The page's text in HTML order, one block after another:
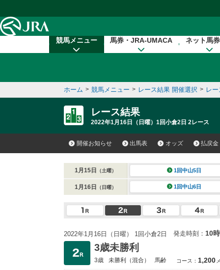
競馬メニュー 馬券・JRA-UMACA ネット馬
ホーム > 競馬メニュー > レース結果 開催選択 > レ
レース結果
2022年1月16日（日曜）1回小倉2日 2レース
開催お知らせ 出馬表 オッズ 払戻金
1月15日 （土曜） 1回中山5日
1月16日 （日曜） 1回中山6日
2022年1月16日（日曜） 1回小倉2日 発走時刻： 10
3歳未勝利
3歳 未勝利 （混合） 馬齢 コース： 1,200